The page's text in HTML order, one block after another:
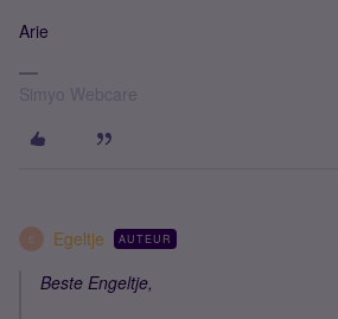
Arie
Simyo Webcare
E Egeltje AUTEUR
Beste Engeltje,